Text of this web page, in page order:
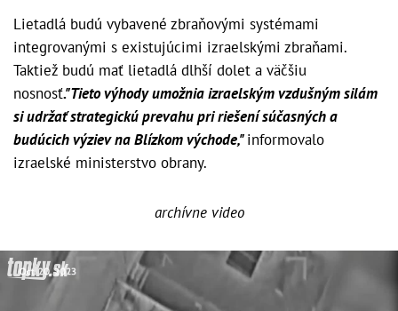
Lietadlá budú vybavené zbraňovými systémami
integrovanými s existujúcimi izraelskými zbraňami.
Taktiež budú mať lietadlá dlhší dolet a väčšiu
nosnosť."Tieto výhody umožnia izraelským vzdušným silám
si udržať strategickú prevahu pri riešení súčasných a
budúcich výziev na Blízkom východe,"informovalo
izraelské ministerstvo obrany.
archívne video